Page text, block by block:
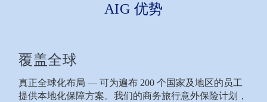
AIG 优势
覆盖全球
真正全球化布局 — 可为遍布 200 个国家及地区的员工
提供本地化保障方案。我们的商务旅行意外保险计划，